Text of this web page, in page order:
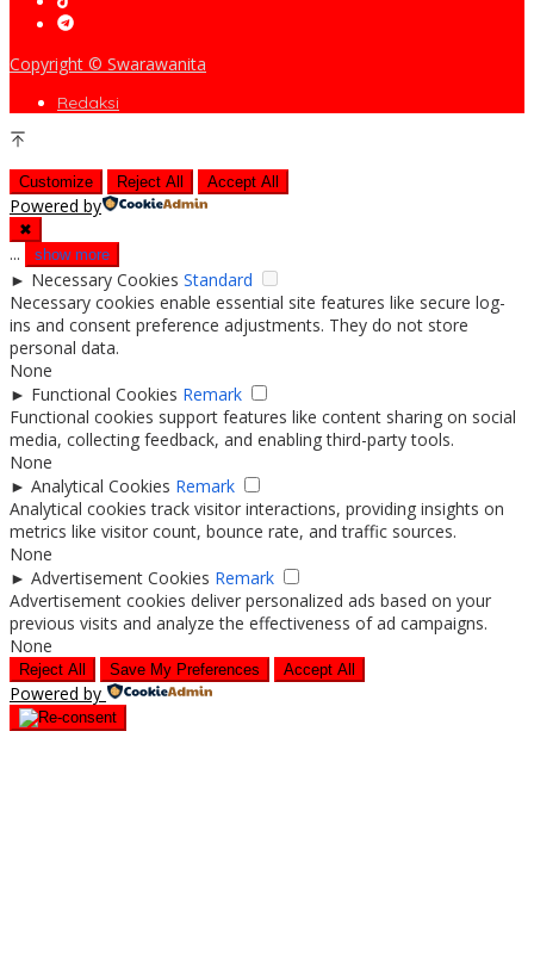
Copyright © Swarawanita
Redaksi
Customize Reject All Accept All
Powered by
✖
... show more
► Necessary Cookies Standard
Necessary cookies enable essential site features like secure log-
ins and consent preference adjustments. They do not store
personal data.
None
► Functional Cookies Remark
Functional cookies support features like content sharing on social
media, collecting feedback, and enabling third-party tools.
None
► Analytical Cookies Remark
Analytical cookies track visitor interactions, providing insights on
metrics like visitor count, bounce rate, and traffic sources.
None
► Advertisement Cookies Remark
Advertisement cookies deliver personalized ads based on your
previous visits and analyze the effectiveness of ad campaigns.
None
Reject All Save My Preferences Accept All
Powered by